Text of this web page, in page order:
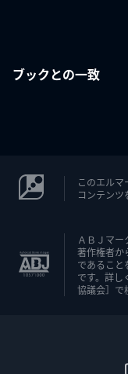
ブックとの一致
このエル
コンテンツ
ＡＢＪマー
著作権者か
であること
です。詳し
協議会］で